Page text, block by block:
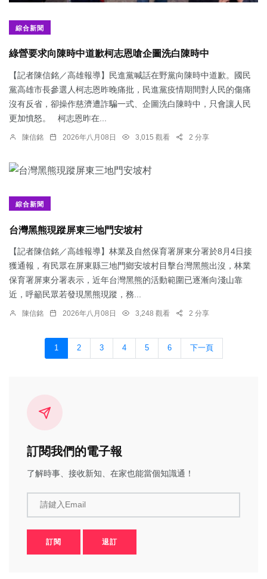
綜合新聞
綠營要求向陳時中道歉柯志恩嗆企圖洗白陳時中
【記者陳信銘／高雄報導】民進黨喊話在野黨向陳時中道歉。國民
黨高雄市長參選人柯志恩昨晚痛批，民進黨疫情期間對人民的傷痛
沒有反省，卻操作慈濟遭詐騙一式、企圖洗白陳時中，只會讓人民
更加憤怒。 柯志恩昨在...
陳信銘 2026年八月08日 3,015 觀看 2 分享
綜合新聞
台灣黑熊現蹤屏東三地門安坡村
【記者陳信銘／高雄報導】林業及自然保育署屏東分署於8月4日接
獲通報，有民眾在屏東縣三地門鄉安坡村目擊台灣黑熊出沒，林業
保育署屏東分署表示，近年台灣黑熊的活動範圍已逐漸向淺山靠
近，呼籲民眾若發現黑熊現蹤，務...
陳信銘 2026年八月08日 3,248 觀看 2 分享
1 2 3 4 5 6 下一頁
訂閱我們的電子報
了解時事、接收新知、在家也能當個知識通！
請鍵入Email
訂閱 退訂